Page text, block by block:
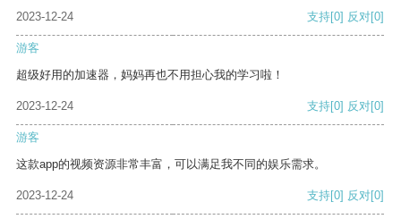
2023-12-24
支持[0] 反对[0]
游客
超级好用的加速器，妈妈再也不用担心我的学习啦！
2023-12-24 支持[0] 反对[0]
游客
这款app的视频资源非常丰富，可以满足我不同的娱乐需求。
2023-12-24 支持[0] 反对[0]